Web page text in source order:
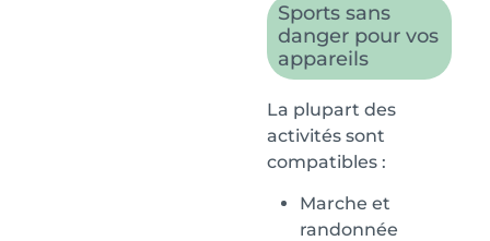
Sports sans
danger pour vos
appareils
La plupart des
activités sont
compatibles :
Marche et
randonnée